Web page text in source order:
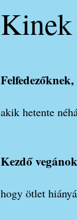
Kinek
Felfedezőknek,
akik hetente
Kezdő
hogy ötlet